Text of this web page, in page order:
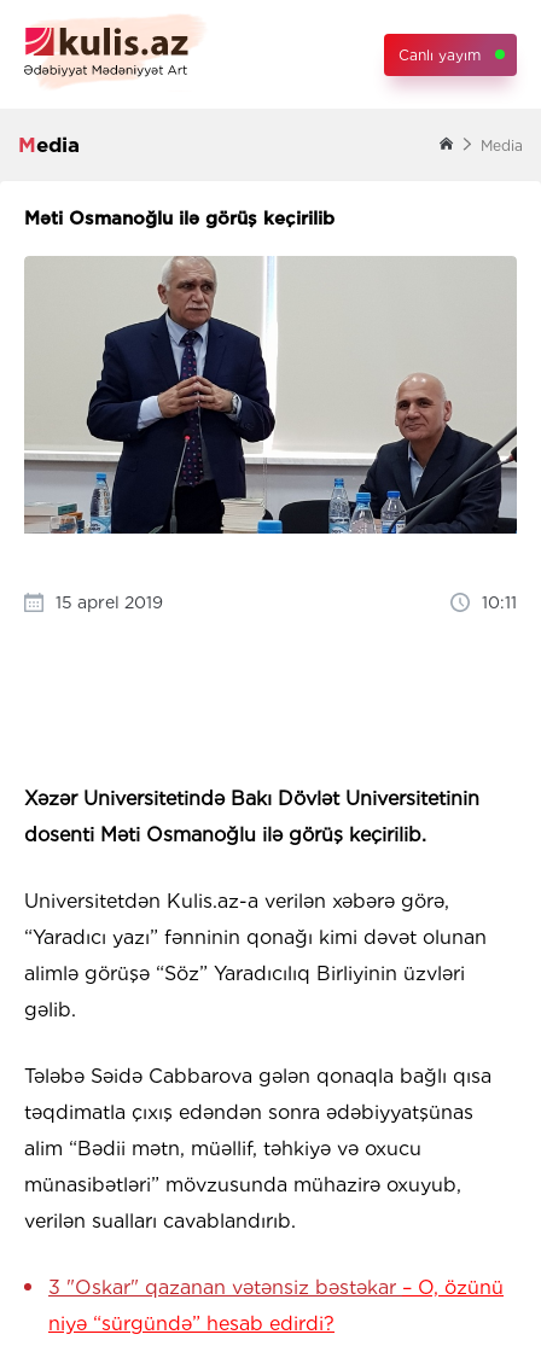
Canlı yayım
Media Media
Məti Osmanoğlu ilə görüş keçirilib
15 aprel 2019 10:11
Xəzər Universitetində Bakı Dövlət Universitetinin
dosenti Məti Osmanoğlu ilə görüş keçirilib.
Universitetdən Kulis.az-a verilən xəbərə görə,
“Yaradıcı yazı” fənninin qonağı kimi dəvət olunan
alimlə görüşə “Söz” Yaradıcılıq Birliyinin üzvləri
gəlib.
Tələbə Səidə Cabbarova gələn qonaqla bağlı qısa
təqdimatla çıxış edəndən sonra ədəbiyyatşünas
alim “Bədii mətn, müəllif, təhkiyə və oxucu
münasibətləri” mövzusunda mühazirə oxuyub,
verilən sualları cavablandırıb.
3 "Oskar" qazanan vətənsiz bəstəkar – O, özünü
niyə “sürgündə” hesab edirdi?